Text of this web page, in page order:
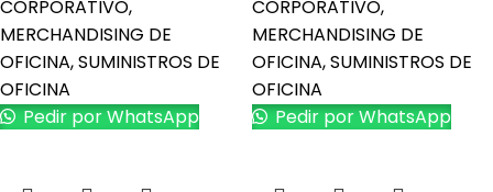
CORPORATIVO,
MERCHANDISING DE
OFICINA,SUMINISTROS DE
OFICINA
Pedir por WhatsApp
CORPORATIVO,
MERCHANDISING DE
OFICINA,SUMINISTROS DE
OFICINA
Pedir por WhatsApp